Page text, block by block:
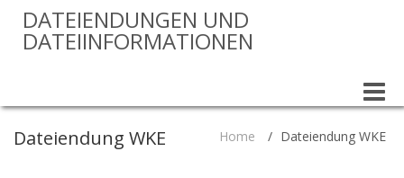
DATEIENDUNGEN UND
DATEIINFORMATIONEN
Toggle
Dateiendung WKE Home / Dateiendung WKE